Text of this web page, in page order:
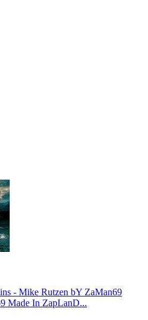
- Mike Rutzen bY ZaMan69
Made In ZapLanD...